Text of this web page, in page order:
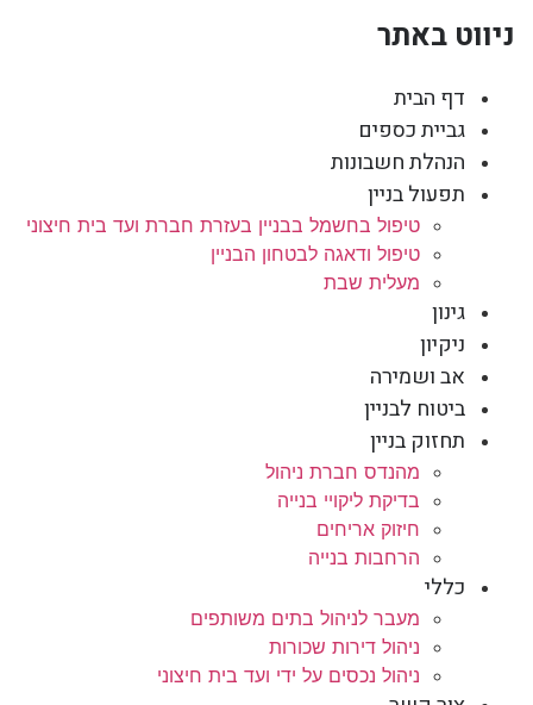
ניווט באתר
דף הבית
גביית כספים
הנהלת חשבונות
תפעול בניין
טיפול בחשמל בבניין בעזרת חברת ועד בית חיצוני
טיפול ודאגה לבטחון הבניין
מעלית שבת
גינון
ניקיון
אב ושמירה
ביטוח לבניין
תחזוק בניין
מהנדס חברת ניהול
בדיקת ליקויי בנייה
חיזוק אריחים
הרחבות בנייה
כללי
מעבר לניהול בתים משותפים
ניהול דירות שכורות
ניהול נכסים על ידי ועד בית חיצוני